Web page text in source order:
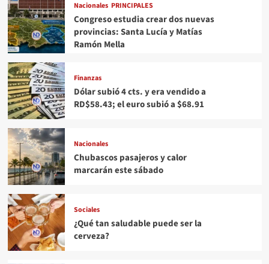
Nacionales PRINCIPALES
Congreso estudia crear dos nuevas
provincias: Santa Lucía y Matías
Ramón Mella
Finanzas
Dólar subió 4 cts. y era vendido a
RD$58.43; el euro subió a $68.91
Nacionales
Chubascos pasajeros y calor
marcarán este sábado
Sociales
¿Qué tan saludable puede ser la
cerveza?